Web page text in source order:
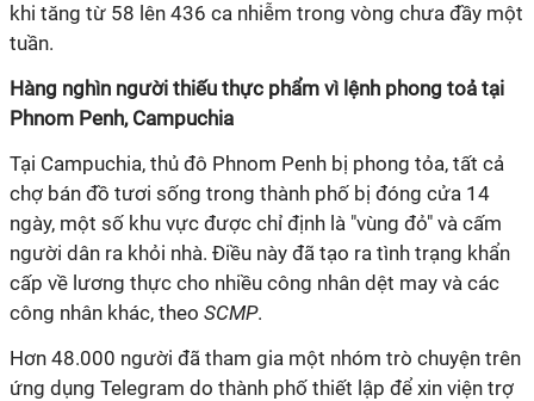
khi tăng từ 58 lên 436 ca nhiễm trong vòng chưa đầy một
tuần.
Hàng nghìn người thiếu thực phẩm vì lệnh phong toả tại
Phnom Penh, Campuchia
Tại Campuchia, thủ đô Phnom Penh bị phong tỏa, tất cả
chợ bán đồ tươi sống trong thành phố bị đóng cửa 14
ngày, một số khu vực được chỉ định là "vùng đỏ" và cấm
người dân ra khỏi nhà. Điều này đã tạo ra tình trạng khẩn
cấp về lương thực cho nhiều công nhân dệt may và các
công nhân khác, theo SCMP.
Hơn 48.000 người đã tham gia một nhóm trò chuyện trên
ứng dụng Telegram do thành phố thiết lập để xin viện trợ